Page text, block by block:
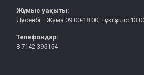
Жұмыс уақыты:
Дүйсенбі –Жұма:09.00-18.00, түскі үзіліс
Телефондар:
8 7142 395154